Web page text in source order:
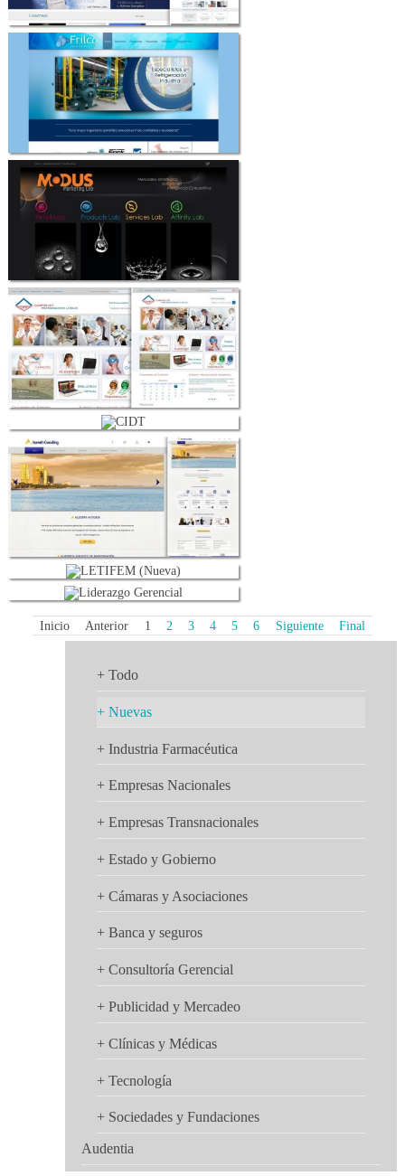
Inicio Anterior 1 2 3 4 5 6 Siguiente Final
+ Todo
+ Nuevas
+ Industria Farmacéutica
+ Empresas Nacionales
+ Empresas Transnacionales
+ Estado y Gobierno
+ Cámaras y Asociaciones
+ Banca y seguros
+ Consultoría Gerencial
+ Publicidad y Mercadeo
+ Clínicas y Médicas
+ Tecnología
+ Sociedades y Fundaciones
Audentia